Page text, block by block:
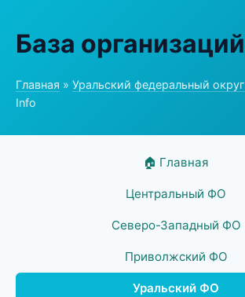
База организаций
Главная » Уральский федеральный округ
Info
🏠 Главная
Центральный ФО
Северо-Западный ФО
Приволжский ФО
Уральский ФО